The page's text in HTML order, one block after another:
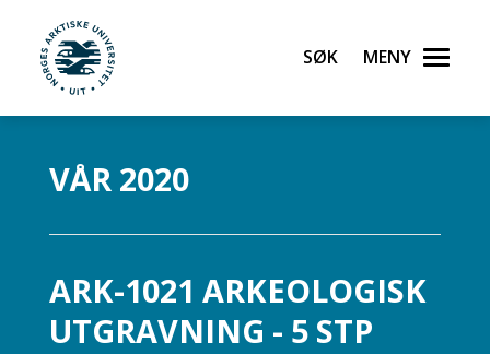
UiT Norges arktiske universitet
Søk Meny
VÅR 2020
ARK-1021 ARKEOLOGISK
UTGRAVNING - 5 STP